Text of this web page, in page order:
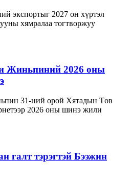
экспортыг 2027 он хүртэл
хямралаа тогтворжуу
2026 оны
31-ний орой Хятадын Төв
2026 оны шинэ жили
галт тэрэгтэй Бээжин